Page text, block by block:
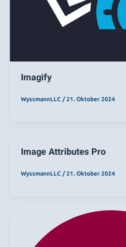
Imagify
WyssmannLLC / 21. Oktober 2024
Image Attributes Pro
WyssmannLLC / 21. Oktober 2024